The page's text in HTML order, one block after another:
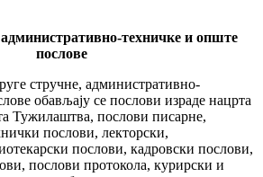
техничке и опште
послове
стручне, административно-
обављају се послови израде нацрта
Тужилаштва, послови писарне,
послови, лекторски,
послови, кадровски послови,
послови протокола, курирски и